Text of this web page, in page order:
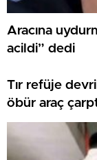
Aracına
acildi” dedi
Tır refüje
öbür araç